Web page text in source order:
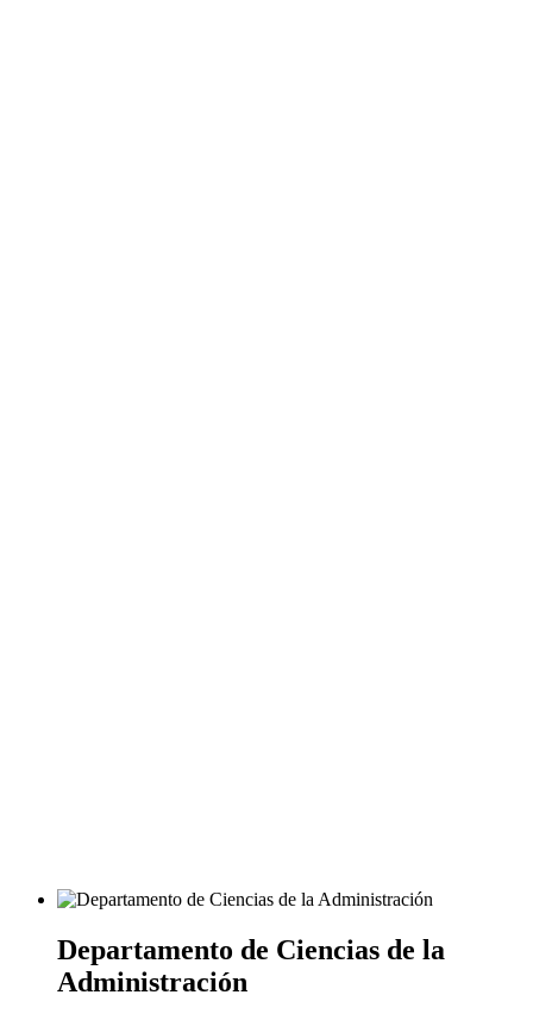
Departamento de Ciencias de la
Administración